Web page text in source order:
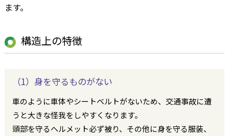
ます。
構造上の特徴
（1）身を守るものがない
車のように車体やシートベルトがないため、交通事故に遭
うと大きな怪我をしやすくなります。
頭部を守るヘルメット必ず被り、その他に身を守る服装、